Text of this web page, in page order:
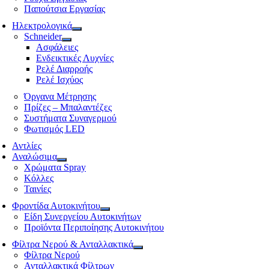
Παπούτσια Εργασίας
Ηλεκτρολογικά
Schneider
Ασφάλειες
Ενδεικτικές Λυχνίες
Ρελέ Διαρροής
Ρελέ Ισχύος
Όργανα Μέτρησης
Πρίζες – Μπαλαντέζες
Συστήματα Συναγερμού
Φωτισμός LED
Αντλίες
Αναλώσιμα
Χρώματα Spray
Κόλλες
Ταινίες
Φροντίδα Αυτοκινήτου
Είδη Συνεργείου Αυτοκινήτων
Προϊόντα Περιποίησης Αυτοκινήτου
Φίλτρα Νερού & Ανταλλακτικά
Φίλτρα Νερού
Ανταλλακτικά Φίλτρων